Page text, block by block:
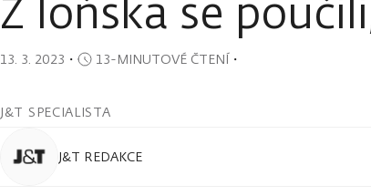
Z loňska se
13. 3. 2023 ・ 13-MINUTOVÉ ČTENÍ・
J&T SPECIALISTA
J&T REDAKCE